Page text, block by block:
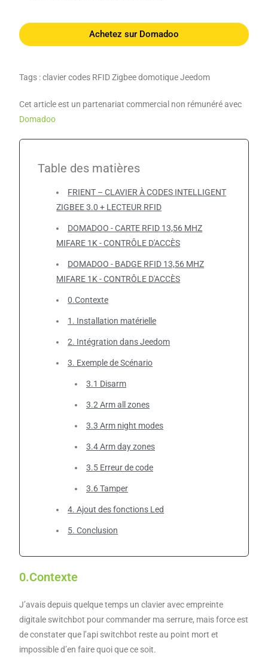
Achetez sur Domadoo
Tags : clavier codes RFID Zigbee domotique Jeedom
Cet article est un partenariat commercial non rémunéré avec
Domadoo
Table des matières
FRIENT – CLAVIER À CODES INTELLIGENT
ZIGBEE 3.0 + LECTEUR RFID
DOMADOO - CARTE RFID 13,56 MHZ
MIFARE 1K - CONTRÔLE D'ACCÈS
DOMADOO - BADGE RFID 13,56 MHZ
MIFARE 1K - CONTRÔLE D'ACCÈS
0.Contexte
1. Installation matérielle
2. Intégration dans Jeedom
3. Exemple de Scénario
3.1 Disarm
3.2 Arm all zones
3.3 Arm night modes
3.4 Arm day zones
3.5 Erreur de code
3.6 Tamper
4. Ajout des fonctions Led
5. Conclusion
0.Contexte
J’avais depuis quelque temps un clavier avec empreinte
digitale switchbot pour commander ma serrure, mais force est
de constater que l’api switchbot reste au point mort et
impossible d’en faire quoi que ce soit.